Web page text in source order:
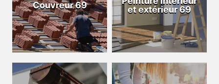
Couvreur 69
et extérieur 69